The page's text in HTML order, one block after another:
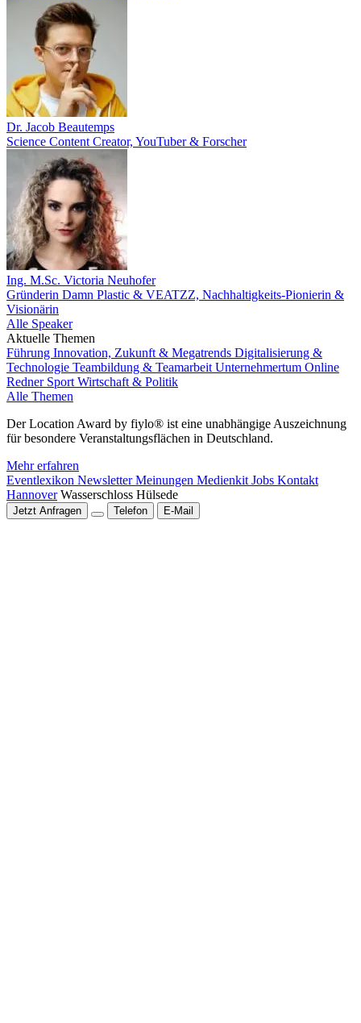
Dr. Jacob Beautemps
Science Content Creator, YouTuber & Forscher
Ing. M.Sc. Victoria Neuhofer
Gründerin Damn Plastic & VEATZZ, Nachhaltigkeits‑Pionierin &
Visionärin
Alle Speaker
Aktuelle Themen
Führung Innovation, Zukunft & Megatrends Digitalisierung &
Technologie Teambildung & Teamarbeit Unternehmertum Online
Redner Sport Wirtschaft & Politik
Alle Themen
Der Location Award by fiylo® ist eine unabhängige Auszeichnung
für besondere Veranstaltungsflächen in Deutschland.
Mehr erfahren
Eventlexikon NewsletterMeinungen Medienkit Jobs Kontakt
Hannover Wasserschloss Hülsede
Jetzt Anfragen Telefon E-Mail